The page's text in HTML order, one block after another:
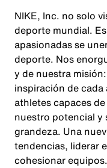
NIKE, Inc. no solo
deporte mundial.
apasionadas se
deporte. Nos
y de nuestra
inspiración de
athletes capaces
nuestro potencial y
grandeza. Una
tendencias, liderar
cohesionar